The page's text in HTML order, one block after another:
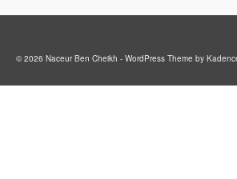
© 2026 Naceur Ben Cheikh - WordPress Theme by